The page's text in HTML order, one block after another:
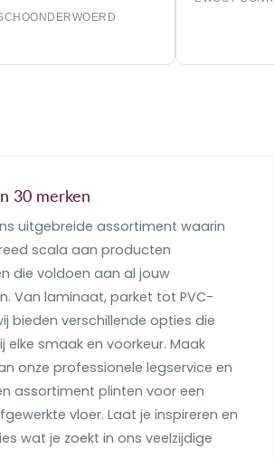
30 merken
uitgebreide assortiment waarin
scala aan producten
die voldoen aan al jouw
Van laminaat, parket tot PVC-
bieden verschillende opties die
elke smaak en voorkeur. Maak
onze professionele legservice en
assortiment plinten voor een
vloer. Laat je inspireren en
wat je zoekt in ons veelzijdige